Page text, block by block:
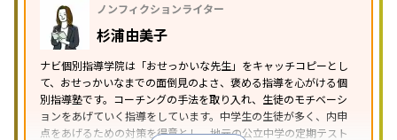
ノンフィクションライター
杉浦由美子
ナビ個別指導学院は「おせっかいな先生」をキャッチコピーとし
て、おせっかいなまでの面倒見のよさ、褒める指導を心がける個
別指導塾です。コーチングの手法を取り入れ、生徒のモチベーシ
ョンをあげていく指導をしています。中学生の生徒が多く、内申
点をあげるための対策を得意とし、地元の公立中学の定期テスト